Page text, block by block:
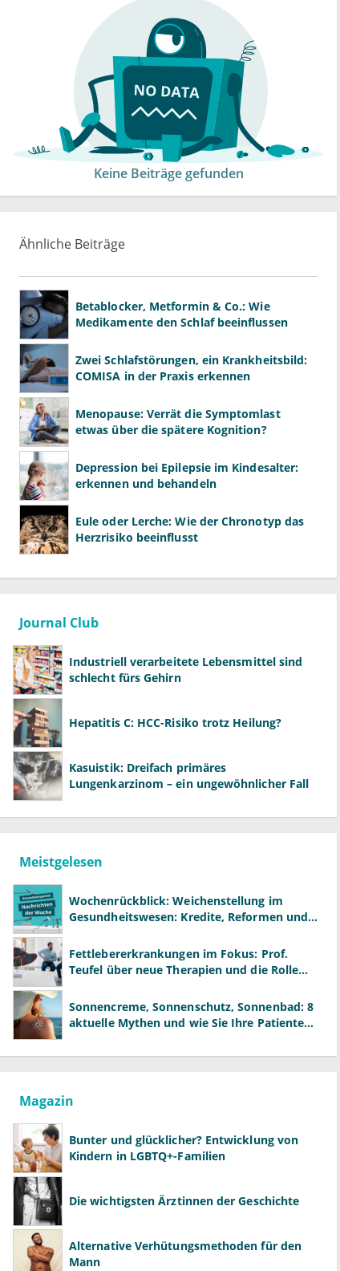
Keine Beiträge gefunden
Ähnliche Beiträge
Betablocker, Metformin & Co.: Wie
Medikamente den Schlaf beeinflussen
Zwei Schlafstörungen, ein Krankheitsbild:
COMISA in der Praxis erkennen
Menopause: Verrät die Symptomlast
etwas über die spätere Kognition?
Depression bei Epilepsie im Kindesalter:
erkennen und behandeln
Eule oder Lerche: Wie der Chronotyp das
Herzrisiko beeinflusst
Journal Club
Industriell verarbeitete Lebensmittel sind
schlecht fürs Gehirn
Hepatitis C: HCC-Risiko trotz Heilung?
Kasuistik: Dreifach primäres
Lungenkarzinom – ein ungewöhnlicher Fall
Meistgelesen
Wochenrückblick: Weichenstellung im
Gesundheitswesen: Kredite, Reformen und
Fettlebererkrankungen im Fokus: Prof.
Teufel über neue Therapien und die Rolle
Sonnencreme, Sonnenschutz, Sonnenbad: 8
aktuelle Mythen und wie Sie Ihre Patienten
Magazin
Bunter und glücklicher? Entwicklung von
Kindern in LGBTQ+-Familien
Die wichtigsten Ärztinnen der Geschichte
Alternative Verhütungsmethoden für den
Mann